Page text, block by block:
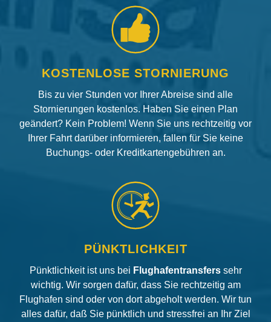
KOSTENLOSE STORNIERUNG
Bis zu vier Stunden vor Ihrer Abreise sind alle
Stornierungen kostenlos. Haben Sie einen Plan
geändert? Kein Problem! Wenn Sie uns rechtzeitig vor
Ihrer Fahrt darüber informieren, fallen für Sie keine
Buchungs- oder Kreditkartengebühren an.
PÜNKTLICHKEIT
Pünktlichkeit ist uns bei Flughafentransfers sehr
wichtig. Wir sorgen dafür, dass Sie rechtzeitig am
Flughafen sind oder von dort abgeholt werden. Wir tun
alles dafür, daß Sie pünktlich und stressfrei an Ihr Ziel